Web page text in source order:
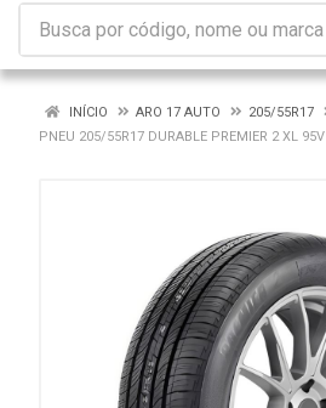
INÍCIO ARO 17 AUTO
205/55R17
PNEU 205/55R17 DURABLE PREMIER 2 XL 95V